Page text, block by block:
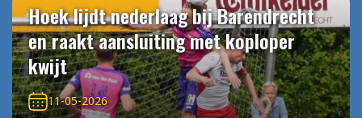
Hoek lijdt nederlaag bij Barendrecht
en raakt aansluiting met koploper
kwijt
11-05-2026